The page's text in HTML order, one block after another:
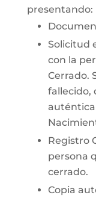
presentando:
Solicitud
con la
Cerrado.
fallecido,
auténtica
Registro
persona
cerrado.
Copia